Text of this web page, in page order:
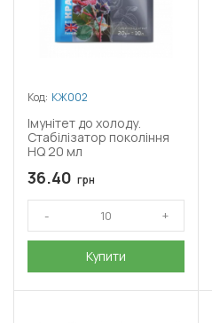
Код: КЖ002
Імунітет до холоду.
Стабілізатор покоління
HQ 20 мл
36.40 грн
Купити